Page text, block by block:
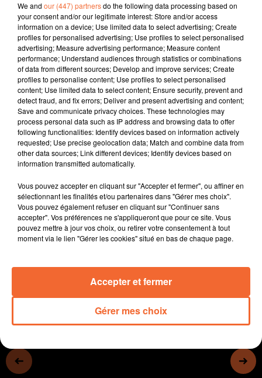
27 mai 2022 - 13 min 29 sec
JOURNAL DU VENDREDI 27 MAI ( SOIR )
Patrice Bémanangy
L'info près de chez vous.
Le conseil départemental accélère le déploiement de la
fibre en deux-sèvres.
Une nouvelle tarification pour les repas fournis par la
ville de Cerizay aux écoles Pérochon, Jean-Moulin et
François d’Assise.
Le 14 juillet sera pour le moins coloré à Thouars avec
le retour de la Fiesta Color.
Jérôme Denuault ( photo ) nouvel entraineur de la
réserve du FCB.
Match retour des play-offs de basket ce soir entre
Cholet et l'ASVEL.
0:00 13 min 29 sec
We and our (447) partnersdo the following data processing based on
your consent and/or our legitimate interest: Store and/or access
information on a device; Use limited data to select advertising; Create
profiles for personalised advertising; Use profiles to select personalised
advertising; Measure advertising performance; Measure content
performance; Understand audiences through statistics or combinations
of data from different sources; Develop and improve services; Create
profiles to personalise content; Use profiles to select personalised
content; Use limited data to select content; Ensure security, prevent and
detect fraud, and fix errors; Deliver and present advertising and content;
Save and communicate privacy choices. These technologies may
process personal data such as IP address and browsing data to offer
following functionalities: Identify devices based on information actively
requested; Use precise geolocation data; Match and combine data from
other data sources; Link different devices; Identify devices based on
information transmitted automatically.
Vous pouvez accepter en cliquant sur "Accepter et fermer", ou affiner en
sélectionnant les finalités et/ou partenaires dans "Gérer mes choix".
Vous pouvez également refuser en cliquant sur "Continuer sans
accepter". Vos préférences ne s'appliqueront que pour ce site. Vous
pouvez mettre à jour vos choix, ou retirer votre consentement à tout
moment via le lien "Gérer les cookies" situé en bas de chaque page.
Gérer mes choix
Accepter et fermer